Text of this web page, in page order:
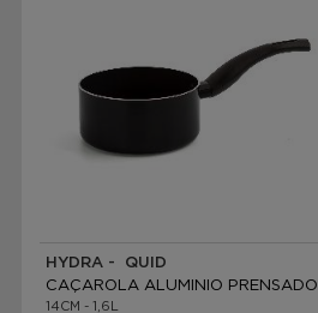
HYDRA - QUID
CAÇAROLA ALUMINIO PRENSADO
14CM - 1,6L